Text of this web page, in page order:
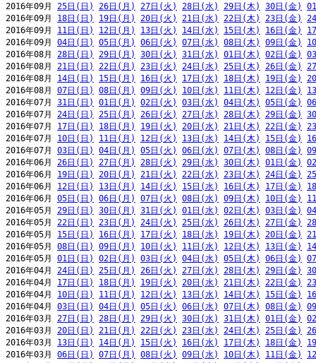
2016年09月 25日(日) 26日(月) 27日(火) 28日(水) 29日(木) 30日(金)
2016年09月 18日(日) 19日(月) 20日(火) 21日(水) 22日(木) 23日(金)
2016年09月 11日(日) 12日(月) 13日(火) 14日(水) 15日(木) 16日(金)
2016年09月 04日(日) 05日(月) 06日(火) 07日(水) 08日(木) 09日(金)
2016年08月 28日(日) 29日(月) 30日(火) 31日(水) 01日(木) 02日(金)
2016年08月 21日(日) 22日(月) 23日(火) 24日(水) 25日(木) 26日(金)
2016年08月 14日(日) 15日(月) 16日(火) 17日(水) 18日(木) 19日(金)
2016年08月 07日(日) 08日(月) 09日(火) 10日(水) 11日(木) 12日(金)
2016年07月 31日(日) 01日(月) 02日(火) 03日(水) 04日(木) 05日(金)
2016年07月 24日(日) 25日(月) 26日(火) 27日(水) 28日(木) 29日(金)
2016年07月 17日(日) 18日(月) 19日(火) 20日(水) 21日(木) 22日(金)
2016年07月 10日(日) 11日(月) 12日(火) 13日(水) 14日(木) 15日(金)
2016年07月 03日(日) 04日(月) 05日(火) 06日(水) 07日(木) 08日(金)
2016年06月 26日(日) 27日(月) 28日(火) 29日(水) 30日(木) 01日(金)
2016年06月 19日(日) 20日(月) 21日(火) 22日(水) 23日(木) 24日(金)
2016年06月 12日(日) 13日(月) 14日(火) 15日(水) 16日(木) 17日(金)
2016年06月 05日(日) 06日(月) 07日(火) 08日(水) 09日(木) 10日(金)
2016年05月 29日(日) 30日(月) 31日(火) 01日(水) 02日(木) 03日(金)
2016年05月 22日(日) 23日(月) 24日(火) 25日(水) 26日(木) 27日(金)
2016年05月 15日(日) 16日(月) 17日(火) 18日(水) 19日(木) 20日(金)
2016年05月 08日(日) 09日(月) 10日(火) 11日(水) 12日(木) 13日(金)
2016年05月 01日(日) 02日(月) 03日(火) 04日(水) 05日(木) 06日(金)
2016年04月 24日(日) 25日(月) 26日(火) 27日(水) 28日(木) 29日(金)
2016年04月 17日(日) 18日(月) 19日(火) 20日(水) 21日(木) 22日(金)
2016年04月 10日(日) 11日(月) 12日(火) 13日(水) 14日(木) 15日(金)
2016年04月 03日(日) 04日(月) 05日(火) 06日(水) 07日(木) 08日(金)
2016年03月 27日(日) 28日(月) 29日(火) 30日(水) 31日(木) 01日(金)
2016年03月 20日(日) 21日(月) 22日(火) 23日(水) 24日(木) 25日(金)
2016年03月 13日(日) 14日(月) 15日(火) 16日(水) 17日(木) 18日(金)
2016年03月 06日(日) 07日(月) 08日(火) 09日(水) 10日(木) 11日(金)